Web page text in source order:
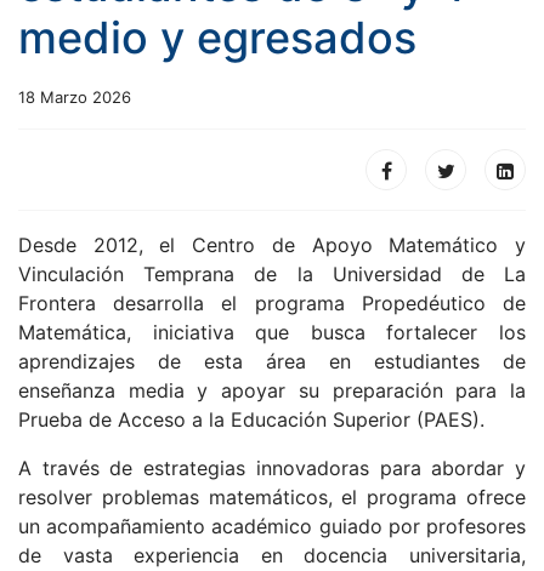
medio y egresados
18 Marzo 2026
Desde 2012, el Centro de Apoyo Matemático y
Vinculación Temprana de la Universidad de La
Frontera desarrolla el programa Propedéutico de
Matemática, iniciativa que busca fortalecer los
aprendizajes de esta área en estudiantes de
enseñanza media y apoyar su preparación para la
Prueba de Acceso a la Educación Superior (PAES).
A través de estrategias innovadoras para abordar y
resolver problemas matemáticos, el programa ofrece
un acompañamiento académico guiado por profesores
de vasta experiencia en docencia universitaria,